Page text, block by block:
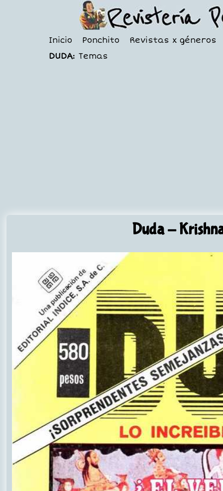
Inicio Ponchito
Revistas x géneros
DUDA: Temas
Duda- Krishna